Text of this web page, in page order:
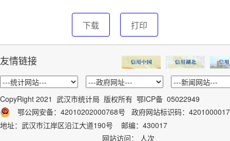
下载 打印
友情链接
CopyRight 2021 武汉市统计局 版权所有 鄂ICP备 05022949
鄂公网安备：42010202000768号 政府网站标识码： 4201000017
地址：武汉市江岸区沿江大道190号 邮编：430017
网站访问： 人次